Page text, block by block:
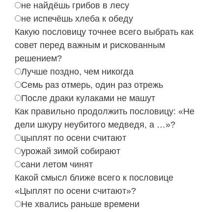
не найдёшь грибов в лесу
не испечёшь хлеба к обеду
Какую пословицу точнее всего выбрать как
совет перед важным и рискованным
решением?
Лучше поздно, чем никогда
Семь раз отмерь, один раз отрежь
После драки кулаками не машут
Как правильно продолжить пословицу: «Не
дели шкуру неубитого медведя, а …»?
цыплят по осени считают
урожай зимой собирают
сани летом чинят
Какой смысл ближе всего к пословице
«Цыплят по осени считают»?
Не хвались раньше времени